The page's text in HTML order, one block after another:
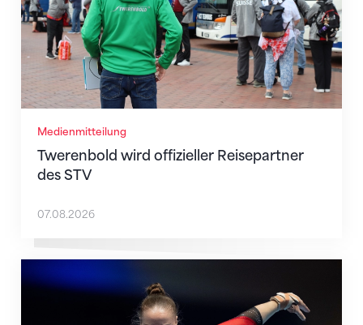
Medienmitteilung
Twerenbold wird offizieller Reisepartner
des STV
07.08.2026